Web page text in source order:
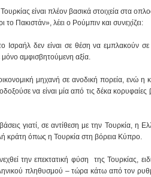
είναι πλέον βασικά στοιχεία στα
το Πακιστάν», λέει ο Ρούμπιν και συνεχίζει:
δεν είναι σε θέση να εμπλακούν
μόνο αμφισβητούμενη αξία.
μηχανή σε ανοδική πορεία, ενώ η
να είναι μία από τις δέκα
γιατί, σε αντίθεση με την Τουρκία, η
κράτη όπως η Τουρκία στη βόρεια Κύπρο.
την επεκτατική φύση της Τουρκίας,
πληθυσμού – τώρα κάτω από τον